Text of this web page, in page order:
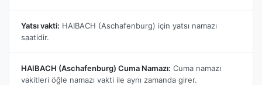
Yatsı vakti: HAIBACH (Aschafenburg) için yatsı namazı
saatidir.
HAIBACH (Aschafenburg) Cuma Namazı: Cuma namazı
vakitleri öğle namazı vakti ile aynı zamanda girer.